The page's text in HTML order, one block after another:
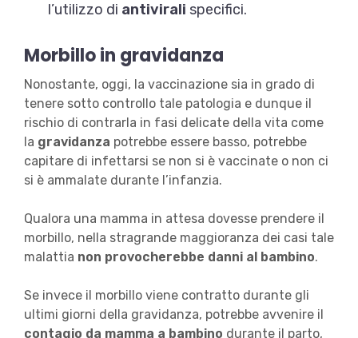
l’utilizzo di antivirali specifici.
Morbillo in gravidanza
Nonostante, oggi, la vaccinazione sia in grado di
tenere sotto controllo tale patologia e dunque il
rischio di contrarla in fasi delicate della vita come
la gravidanza potrebbe essere basso, potrebbe
capitare di infettarsi se non si è vaccinate o non ci
si è ammalate durante l’infanzia.
Qualora una mamma in attesa dovesse prendere il
morbillo, nella stragrande maggioranza dei casi tale
malattia non provocherebbe danni al bambino.
Se invece il morbillo viene contratto durante gli
ultimi giorni della gravidanza, potrebbe avvenire il
contagio da mamma a bambino durante il parto,